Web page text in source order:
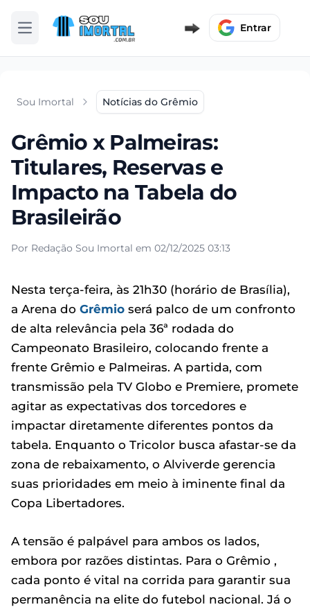
Abrir menu Entrar
Sou Imortal Notícias do Grêmio
Grêmio x Palmeiras:
Titulares, Reservas e
Impacto na Tabela do
Brasileirão
Por Redação Sou Imortal em 02/12/2025 03:13
Nesta terça-feira, às 21h30 (horário de Brasília),
a Arena do Grêmio será palco de um confronto
de alta relevância pela 36ª rodada do
Campeonato Brasileiro, colocando frente a
frente Grêmio e Palmeiras. A partida, com
transmissão pela TV Globo e Premiere, promete
agitar as expectativas dos torcedores e
impactar diretamente diferentes pontos da
tabela. Enquanto o Tricolor busca afastar-se da
zona de rebaixamento, o Alviverde gerencia
suas prioridades em meio à iminente final da
Copa Libertadores.
A tensão é palpável para ambos os lados,
embora por razões distintas. Para o Grêmio ,
cada ponto é vital na corrida para garantir sua
permanência na elite do futebol nacional. Já o